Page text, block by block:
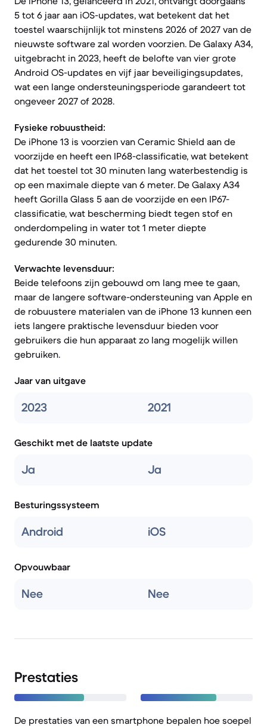
5 tot 6 jaar aan iOS-updates, wat betekent dat het
toestel waarschijnlijk tot minstens 2026 of 2027 van de
nieuwste software zal worden voorzien. De Galaxy A34,
uitgebracht in 2023, heeft de belofte van vier grote
Android OS-updates en vijf jaar beveiligingsupdates,
wat een lange ondersteuningsperiode garandeert tot
ongeveer 2027 of 2028.
Fysieke robuustheid:
De iPhone 13 is voorzien van Ceramic Shield aan de
voorzijde en heeft een IP68-classificatie, wat betekent
dat het toestel tot 30 minuten lang waterbestendig is
op een maximale diepte van 6 meter. De Galaxy A34
heeft Gorilla Glass 5 aan de voorzijde en een IP67-
classificatie, wat bescherming biedt tegen stof en
onderdompeling in water tot 1 meter diepte
gedurende 30 minuten.
Verwachte levensduur:
Beide telefoons zijn gebouwd om lang mee te gaan,
maar de langere software-ondersteuning van Apple en
de robuustere materialen van de iPhone 13 kunnen een
iets langere praktische levensduur bieden voor
gebruikers die hun apparaat zo lang mogelijk willen
gebruiken.
Jaar van uitgave
2023 2021
Geschikt met de laatste update
Ja Ja
Besturingssysteem
Android iOS
Opvouwbaar
Nee Nee
Prestaties
De prestaties van een smartphone bepalen hoe soepel